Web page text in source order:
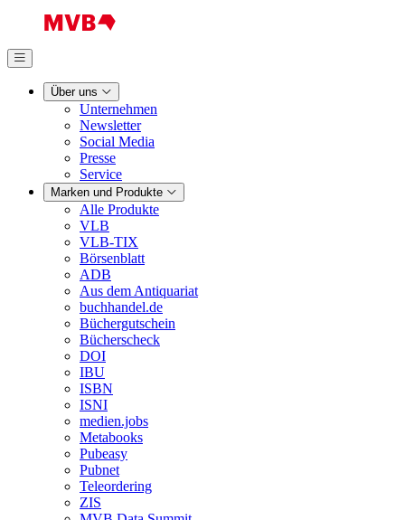
Über uns
Unternehmen
Newsletter
Social Media
Presse
Service
Marken und Produkte
Alle Produkte
VLB
VLB-TIX
Börsenblatt
ADB
Aus dem Antiquariat
buchhandel.de
Büchergutschein
Bücherscheck
DOI
IBU
ISBN
ISNI
medien.jobs
Metabooks
Pubeasy
Pubnet
Teleordering
ZIS